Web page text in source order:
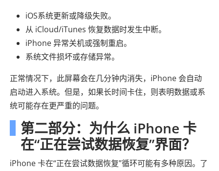
iOS系统更新或降级失败。
从 iCloud/iTunes 恢复数据时发生中断。
iPhone 异常关机或强制重启。
系统文件损坏或存储异常。
正常情况下，此屏幕会在几分钟内消失，iPhone 会自动
启动进入系统。但是，如果长时间卡住，则表明数据或系
统可能存在更严重的问题。
第二部分：为什么 iPhone 卡
在“正在尝试数据恢复”界面？
iPhone 卡在“正在尝试数据恢复”循环可能有多种原因。了